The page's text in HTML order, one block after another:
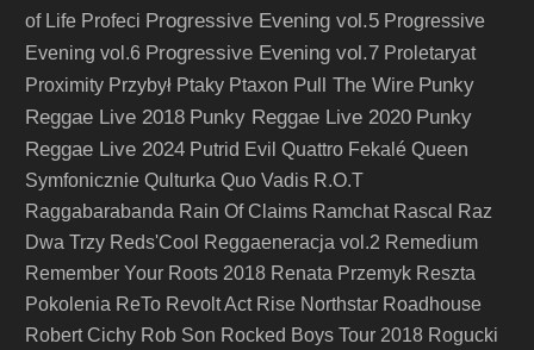
of Life Profeci Progressive Evening vol.5 Progressive
Evening vol.6 Progressive Evening vol.7 Proletaryat
Proximity Przybył Ptaky Ptaxon Pull The Wire Punky
Reggae Live 2018 Punky Reggae Live 2020 Punky
Reggae Live 2024 Putrid Evil Quattro Fekalé Queen
Symfonicznie Qulturka Quo Vadis R.O.T
Raggabarabanda Rain Of Claims Ramchat Rascal
Raz
Dwa Trzy Reds'Cool Reggaeneracja vol.2 Remedium
Remember Your Roots 2018 Renata Przemyk Reszta
Pokolenia ReTo Revolt Act Rise Northstar Roadhouse
Robert Cichy Rob Son Rocked Boys Tour 2018 Rogucki